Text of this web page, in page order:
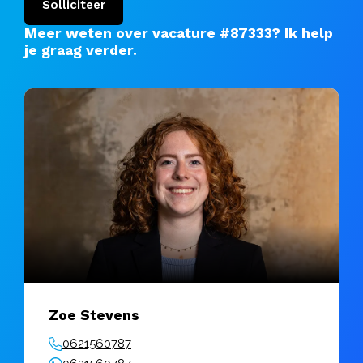
Solliciteer
Meer weten over vacature #87333? Ik help
je graag verder.
Zoe Stevens
0621560787